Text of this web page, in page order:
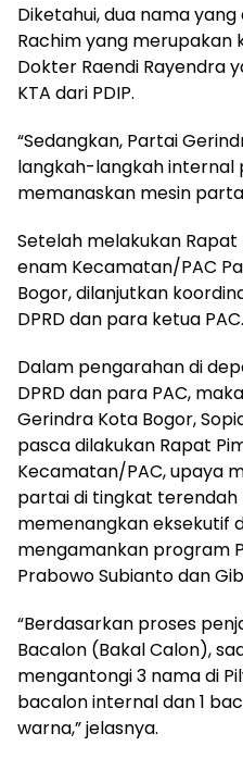
Diketahui, dua nama
Rachim yang merupakan
Dokter Raendi Rayendra
KTA dari PDIP.
“Sedangkan, Partai
langkah-langkah internal
memanaskan mesin
Setelah melakukan
enam Kecamatan/PAC
Bogor, dilanjutkan
DPRD dan para ketua PAC.
Dalam pengarahan di
DPRD dan para PAC,
Gerindra Kota Bogor,
pasca dilakukan Rapat
Kecamatan/PAC, upaya
partai di tingkat terendah
memenangkan eksekutif
mengamankan program
Prabowo Subianto dan
“Berdasarkan proses
Bacalon (Bakal Calon),
mengantongi 3 nama di
bacalon internal dan 1
warna,” jelasnya.